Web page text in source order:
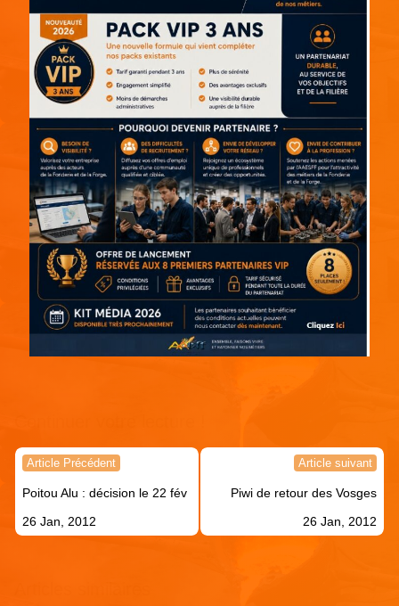
Navigation
l’article
Article Précédent
Poitou Alu : décision le 22 fév
26 Jan, 2012
Article suivant
Piwi de retour des Vosges
26 Jan, 2012